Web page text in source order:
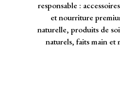
responsable :
et nourriture
naturelle, produits de
naturels, faits main et